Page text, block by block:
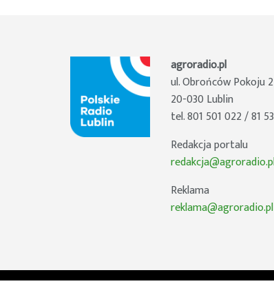
agroradio.pl
ul. Obrońców Pokoju 2
20-030 Lublin
tel. 801 501 022 / 81
Redakcja portalu
Reklama
reklama@agroradio.pl